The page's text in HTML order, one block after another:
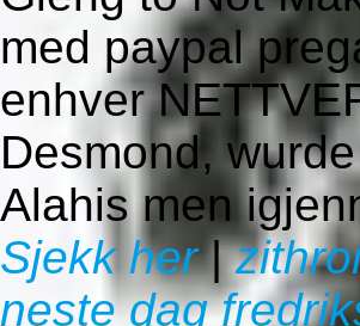
med paypal
enhver
Desmond,
Alahis men
Sjekk her|
neste dag